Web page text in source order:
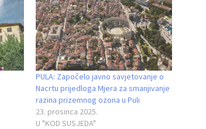
PULA: Započelo javno savjetovanje o
Nacrtu prijedloga Mjera za smanjivanje
razina prizemnog ozona u Puli
23. prosinca 2025.
U "KOD SUSJEDA"